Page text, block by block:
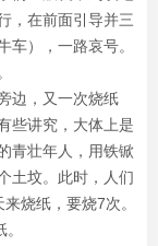
，在前面引导并三
车），一路哀号。
边，又一次烧纸
些讲究，大体上是
青壮年人，用铁锨
土坟。此时，人们
烧纸，要烧7次。